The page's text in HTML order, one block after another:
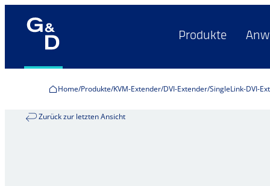
Produkte
Home Produkte KVM-Extender DVI-Extender SingleLink-DVI-
Zurück zur letzten Ansicht